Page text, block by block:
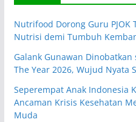
Nutrifood Dorong Guru PJOK
Nutrisi demi Tumbuh
Galank Gunawan
The Year 2026, Wujud Nyata
Seperempat Anak Indonesia
Ancaman Krisis Kesehatan
Muda